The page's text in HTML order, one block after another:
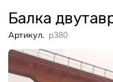
Балка
Артикул. p380